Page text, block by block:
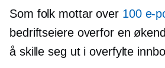
Som folk mottar over 100 e-
bedriftseiere overfor en
å skille seg ut i overfylte